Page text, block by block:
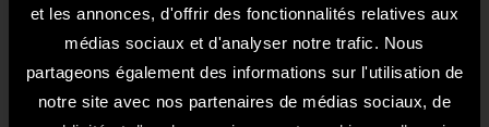
et les annonces, d'offrir des fonctionnalités relatives aux
médias sociaux et d'analyser notre trafic. Nous
partageons également des informations sur l'utilisation de
notre site avec nos partenaires de médias sociaux, de
A propos